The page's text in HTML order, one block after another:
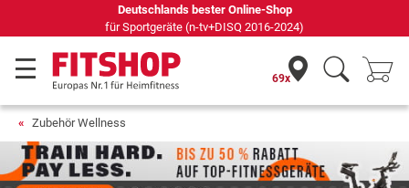
Deutschlands bester Online-Shop
für Sportgeräte (n-tv+DISQ 2016-2024)
69x
Zubehör Wellness